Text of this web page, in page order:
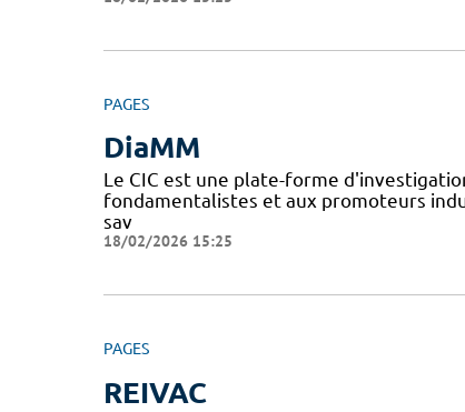
PAGES
DiaMM
Le CIC est une plate-forme
fondamentalistes et aux promoteurs
sav
18/02/2026 15:25
PAGES
REIVAC